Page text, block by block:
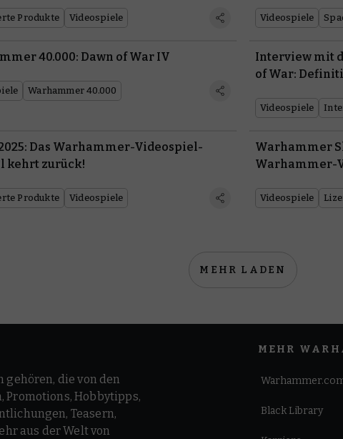
Produkte Videospiele Videospiele
40.000: Dawn of War IV
Warhammer 40.000
Interview mit
of War:
Videospiele
Das Warhammer-Videospiel-
kehrt zurück!
Produkte Videospiele
Warhammer
Warhammer-
Videospiele
MEHR LADEN
gehören, die von den
Promotions, Hobbytipps,
Teasern,
aus der Welt von
MEHR
Black Library